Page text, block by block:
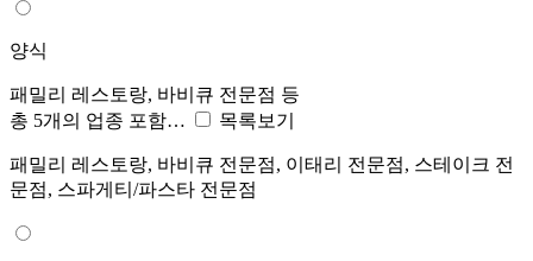
양식
패밀리 레스토랑, 바비큐 전문점 등
총 5개의 업종 포함…
목록보기
패밀리 레스토랑, 바비큐 전문점, 이태리 전문점, 스테이크 전
문점, 스파게티/파스타 전문점